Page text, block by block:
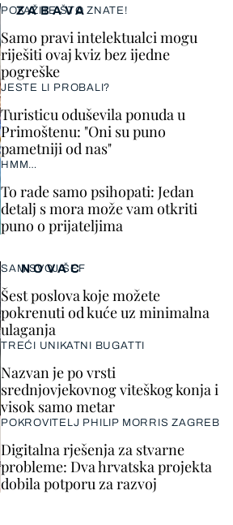
ZABAVA
POKAŽITE ŠTO ZNATE!
Samo pravi intelektualci mogu
riješiti ovaj kviz bez ijedne
pogreške
JESTE LI PROBALI?
Turisticu oduševila ponuda u
Primoštenu: "Oni su puno
pametniji od nas"
HMM…
To rade samo psihopati: Jedan
detalj s mora može vam otkriti
puno o prijateljima
NOVAC
SAM SVOJ ŠEF
Šest poslova koje možete
pokrenuti od kuće uz minimalna
ulaganja
TREĆI UNIKATNI BUGATTI
Nazvan je po vrsti
srednjovjekovnog viteškog konja i
visok samo metar
POKROVITELJ PHILIP MORRIS ZAGREB
Digitalna rješenja za stvarne
probleme: Dva hrvatska projekta
dobila potporu za razvoj